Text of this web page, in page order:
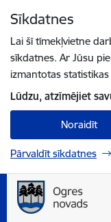
Sīkdatnes
Lai šī tīmekļvietne
sīkdatnes. Ar Jūsu
izmantotas
Lūdzu, atzīmējiet
Noraidīt
Pārvaldīt sīkdatnes